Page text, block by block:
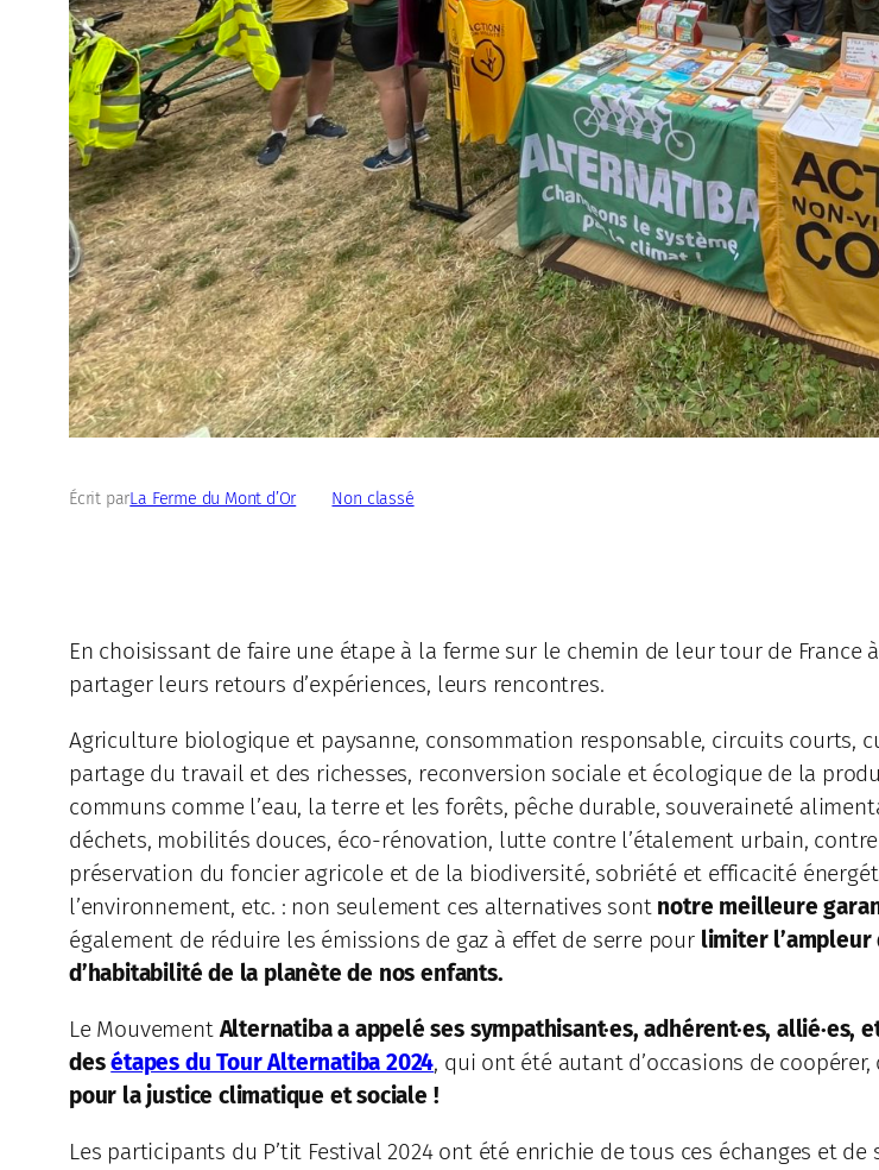
Écrit parLa Ferme du Mont d’Or Non classé
En choisissant de faire une étape à la ferme sur le chemin de leur tour de
partager leurs retours d’expériences, leurs rencontres.
Agriculture biologique et paysanne, consommation responsable, circuits courts,
partage du travail et des richesses, reconversion sociale et écologique de la
communs comme l’eau, la terre et les forêts, pêche durable, souveraineté
déchets, mobilités douces, éco-rénovation, lutte contre l’étalement urbain,
préservation du foncier agricole et de la biodiversité, sobriété et efficacité
l’environnement, etc. : non seulement ces alternatives sont notre meilleure
également de réduire les émissions de gaz à effet de serre pour limiter
d’habitabilité de la planète de nos enfants.
Le MouvementAlternatiba a appelé ses sympathisant·es, adhérent·es,
desétapes du Tour Alternatiba 2024, qui ont été autant d’occasions de
pour la justice climatique et sociale !
Les participants du P’tit Festival 2024 ont été enrichie de tous ces échanges et